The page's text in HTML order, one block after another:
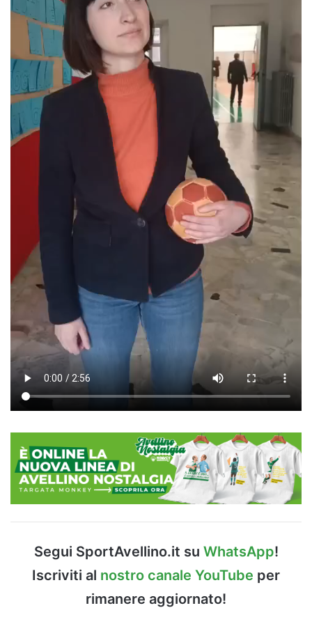
Segui SportAvellino.it su WhatsApp!
Iscriviti al nostro canale YouTube per
rimanere aggiornato!